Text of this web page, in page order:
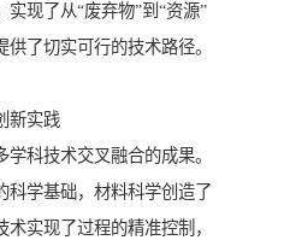
现了从“废弃物”到“资源”
了切实可行的技术路径。
新实践
科技术交叉融合的成果。
科学基础，材料科学创造了
实现了过程的精准控制，